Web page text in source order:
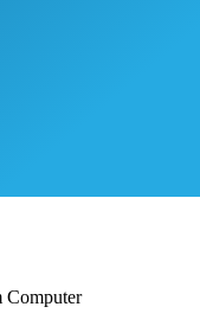
Computer